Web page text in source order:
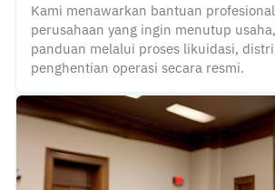
Kami menawarkan bantuan
perusahaan yang ingin menutup
panduan melalui proses likuidasi,
penghentian operasi secara resmi.